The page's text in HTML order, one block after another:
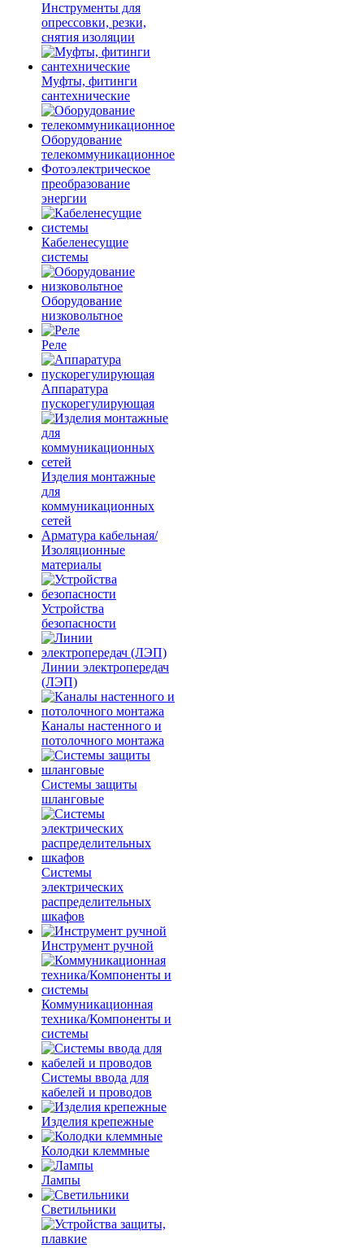
Инструменты для
опрессовки, резки,
снятия изоляции
Муфты, фитинги
сантехнические
Оборудование
телекоммуникационное
Фотоэлектрическое
преобразование
энергии
Кабеленесущие
системы
Оборудование
низковольтное
Реле
Аппаратура
пускорегулирующая
Изделия монтажные
для
коммуникационных
сетей
Арматура кабельная/
Изоляционные
материалы
Устройства
безопасности
Линии электропередач
(ЛЭП)
Каналы настенного и
потолочного монтажа
Системы защиты
шланговые
Системы
электрических
распределительных
шкафов
Инструмент ручной
Коммуникационная
техника/Компоненты и
системы
Системы ввода для
кабелей и проводов
Изделия крепежные
Колодки клеммные
Лампы
Светильники